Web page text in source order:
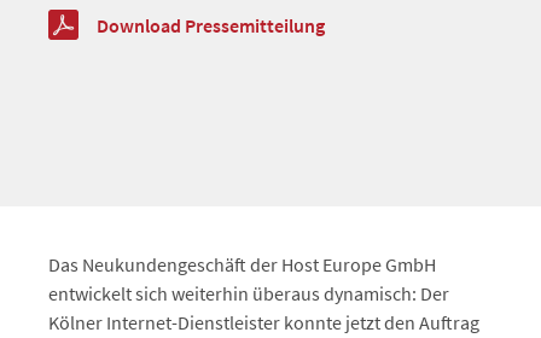
Download Pressemitteilung
Das Neukundengeschäft der Host Europe GmbH
entwickelt sich weiterhin überaus dynamisch: Der
Kölner Internet-Dienstleister konnte jetzt den Auftrag